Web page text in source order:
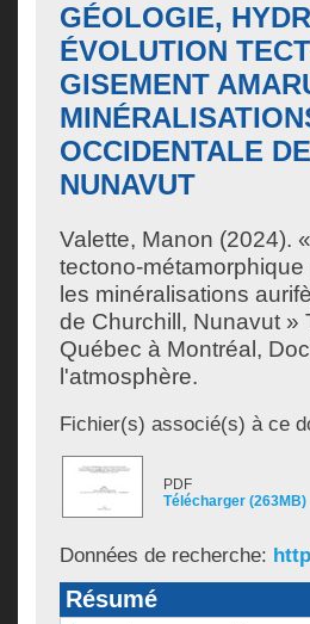
GÉOLOGIE,
ÉVOLUTION
GISEMENT
OCCIDENTALE
NUNAVUT
Valette, Manon (2024).
tectono-
les minéralisations
de Churchill, Nunavut »
Québec à Montréal,
l'atmosphère.
Fichier(s) associé(s) à ce
PDF
Télécharger (263MB)
Données de recherche:
Résumé